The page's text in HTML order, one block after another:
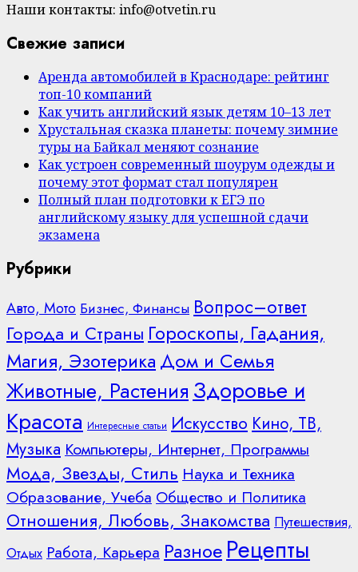
Наши контакты: info@otvetin.ru
Свежие записи
Аренда автомобилей в Краснодаре: рейтинг
топ-10 компаний
Как учить английский язык детям 10–13 лет
Хрустальная сказка планеты: почему зимние
туры на Байкал меняют сознание
Как устроен современный шоурум одежды и
почему этот формат стал популярен
Полный план подготовки к ЕГЭ по
английскому языку для успешной сдачи
экзамена
Рубрики
Авто, Мото Бизнес, Финансы Вопрос–ответ
Города и Страны Гороскопы, Гадания,
Магия, Эзотерика Дом и Семья
Животные, Растения Здоровье и
Красота Интересные статьи Искусство Кино, ТВ,
Музыка Компьютеры, Интернет, Программы
Мода, Звезды, Стиль Наука и Техника
Образование, Учеба Общество и Политика
Отношения, Любовь, Знакомства Путешествия,
Отдых Работа, Карьера Разное Рецепты